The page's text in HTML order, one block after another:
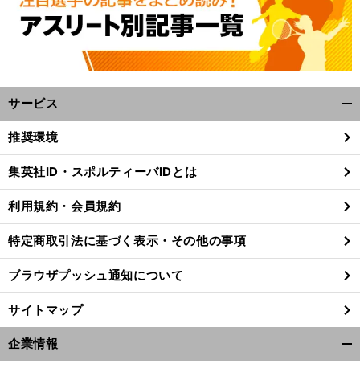
サービス
閉
る
推奨環境
集英社ID・スポルティーバIDとは
利用規約・会員規約
特定商取引法に基づく表示・その他の事項
ブラウザプッシュ通知について
サイトマップ
企業情報